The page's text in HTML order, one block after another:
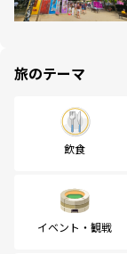
旅のテーマ
飲食
イベント・観戦